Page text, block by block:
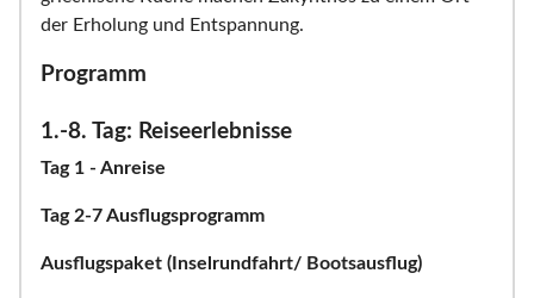
der Erholung und Entspannung.
Programm
1.-8. Tag: Reiseerlebnisse
Tag 1 - Anreise
Tag 2-7 Ausflugsprogramm
Ausflugspaket (Inselrundfahrt/ Bootsausflug)